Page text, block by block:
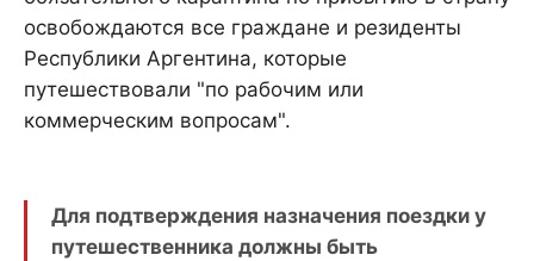
освобождаются все граждане и резиденты
Республики Аргентина, которые
путешествовали "по рабочим или
коммерческим вопросам".
Для подтверждения назначения поездки у
путешественника должны быть